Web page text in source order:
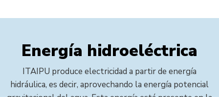
Energía hidroeléctrica
ITAIPU produce electricidad a partir de energía
hidráulica, es decir, aprovechando la energía potencial